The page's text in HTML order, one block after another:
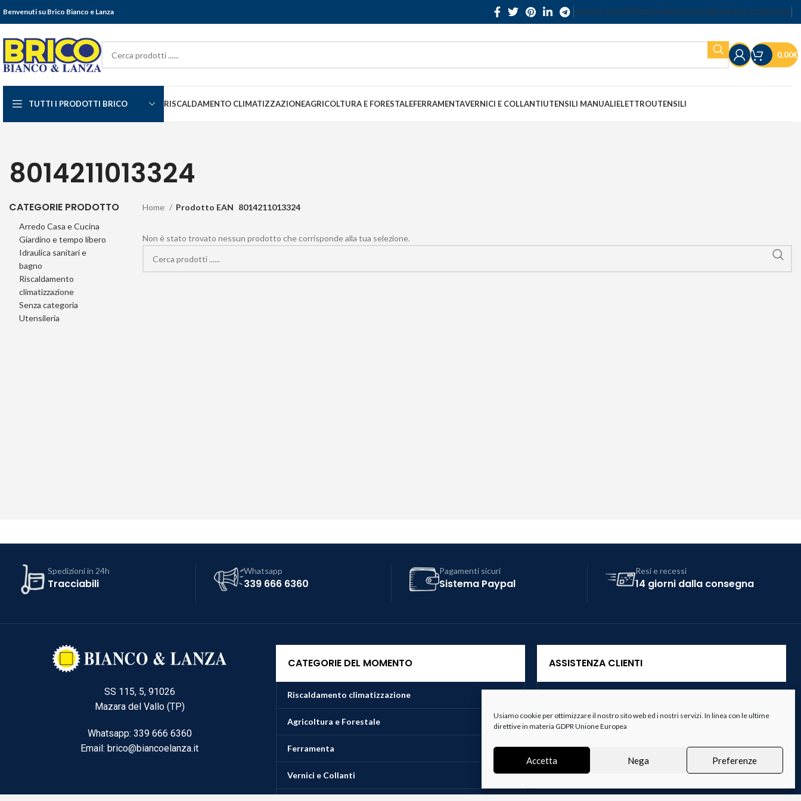
Usiamo cookie per ottimizzare il nostro sito web ed i nostri servizi. In linea con le ultime
direttive in materia GDPR Unione Europea
Accetta Nega Preferenze
Benvenuti su Brico Bianco e Lanza SERVIZIO CLIENTISPEDIZIONIRESI E RECESSITERMINI E CONDIZIONI
0,00€
TUTTI I PRODOTTI BRICO RISCALDAMENTO CLIMATIZZAZIONEAGRICOLTURA E FORESTALEFERRAMENTAVERNICI E COLLANTIUTENSILI MANUALIELETTROUTENSILI
8014211013324
CATEGORIE PRODOTTO
Arredo Casa e Cucina
Giardino e tempo libero
Idraulica sanitari e
bagno
Riscaldamento
climatizzazione
Senza categoria
Utensileria
Home Prodotto EAN 8014211013324
Non è stato trovato nessun prodotto che corrisponde alla tua selezione.
Spedizioni in 24h
Tracciabili
Whatsapp
339 666 6360
Pagamenti sicuri
Sistema Paypal
Resi e recessi
14 giorni dalla consegna
SS 115, 5, 91026
Mazara del Vallo (TP)
Whatsapp: 339 666 6360
Email: brico@biancoelanza.it
CATEGORIE DEL MOMENTO
Riscaldamento climatizzazione
Agricoltura e Forestale
Ferramenta
Vernici e Collanti
ASSISTENZA CLIENTI
Spedizioni
Resi e Recessi
Termini e Condizioni